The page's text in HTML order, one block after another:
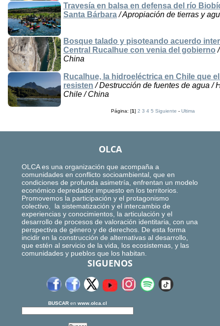
Travesía en balsa en defensa del río
Santa Bárbara/ Apropiación de tierras y
Bosque talado y pisoteando acuerdo
Central Rucalhue con venia del gobierno
China
Rucalhue, la hidroeléctrica en Chile que
resisten / Destrucción de fuentes de agua /
Chile / China
Página: [1]2 3 4 5 Siguiente -Ultima
OLCA
OLCA es una organización que acompaña a
comunidades en conflicto socioambiental, que en
condiciones de profunda asimetría, enfrentan un modelo
económico depredador impuesto en los territorios.
Promovemos la participación y el protagonismo
colectivo, la sistematización y el intercambio de
experiencias y conocimientos, la articulación y el
desarrollo de procesos de valoración identitaria, con una
perspectiva de género y de derechos. De esta forma
incidir en la construcción de alternativas al desarrollo,
que estén al servicio de la vida, los ecosistemas, y las
comunidades y pueblos que los habitan.
SIGUENOS
BUSCAR en www.olca.cl